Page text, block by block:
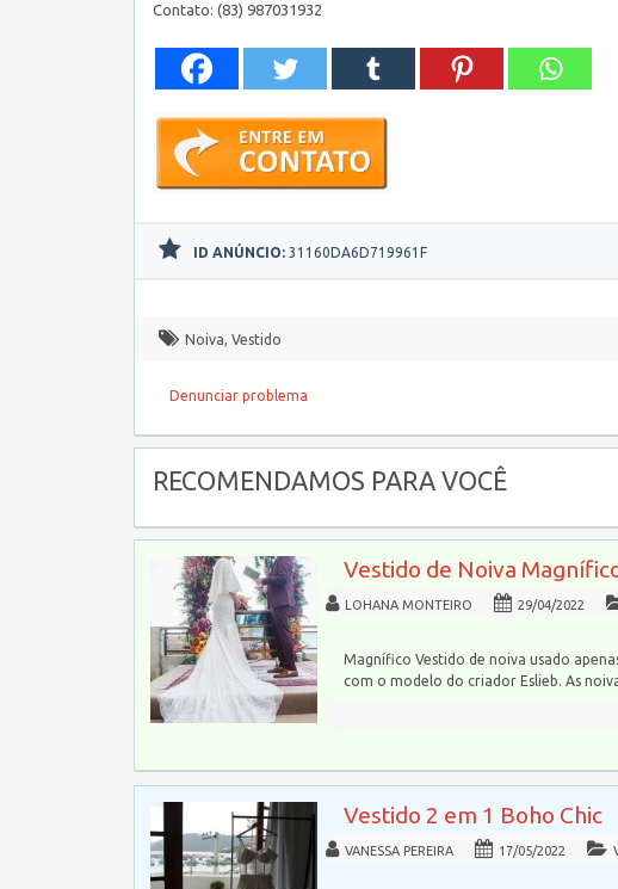
Contato: (83) 987031932
ID ANÚNCIO: 31160DA6D719961F
Noiva, Vestido
Denunciar problema
RECOMENDAMOS PARA VOCÊ
Vestido de Noiva
LOHANA MONTEIRO 29/04/2022
Magnífico Vestido de noiva usado
com o modelo do criador Eslieb. As
Vestido 2 em 1 Boho Chic
VANESSA PEREIRA 17/05/2022